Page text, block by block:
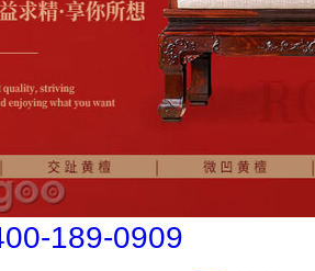
4006-026-011